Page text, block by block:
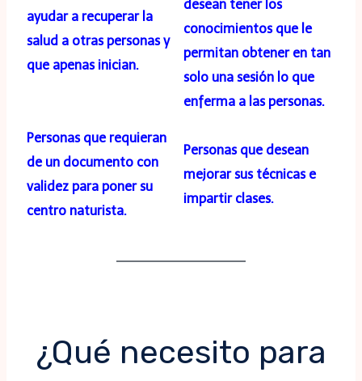
ayudar a recuperar la
salud a otras personas y
que apenas inician.
desean tener los
conocimientos que le
permitan obtener en tan
solo una sesión lo que
enferma a las personas.
Personas que requieran
de un documento con
validez para poner su
centro naturista.
Personas que desean
mejorar sus técnicas e
impartir clases.
¿Qué necesito para